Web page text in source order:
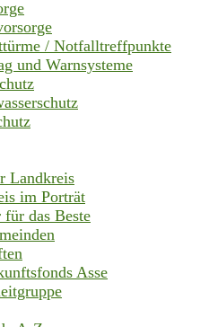
/ Notfalltreffpunkte
und Warnsysteme
Landkreis
im Porträt
das Beste
Asse